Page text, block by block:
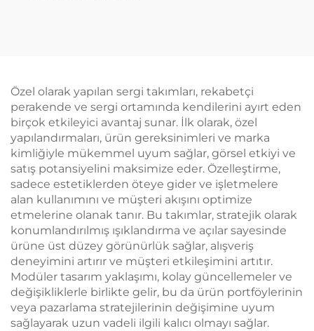
Özel olarak yapılan sergi takımları, rekabetçi
perakende ve sergi ortamında kendilerini ayırt eden
birçok etkileyici avantaj sunar. İlk olarak, özel
yapılandırmaları, ürün gereksinimleri ve marka
kimliğiyle mükemmel uyum sağlar, görsel etkiyi ve
satış potansiyelini maksimize eder. Özelleştirme,
sadece estetiklerden öteye gider ve işletmelere
alan kullanımını ve müşteri akışını optimize
etmelerine olanak tanır. Bu takımlar, stratejik olarak
konumlandırılmış ışıklandırma ve açılar sayesinde
ürüne üst düzey görünürlük sağlar, alışveriş
deneyimini artırır ve müşteri etkileşimini artıtır.
Modüler tasarım yaklaşımı, kolay güncellemeler ve
değişikliklerle birlikte gelir, bu da ürün portföylerinin
veya pazarlama stratejilerinin değişimine uyum
sağlayarak uzun vadeli ilgili kalıcı olmayı sağlar.